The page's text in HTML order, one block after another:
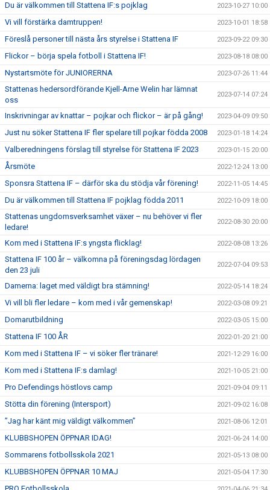
Du är välkommen till Stattena IF:s pojklag 2023-10-27 10:00
Vi vill förstärka damtruppen! 2023-10-01 18:58
Föreslå personer till nästa års styrelse i Stattena IF 2023-09-22 09:30
Flickor – börja spela fotboll i Stattena IF! 2023-08-18 08:00
Nystartsmöte för JUNIORERNA 2023-07-26 11:44
Stattenas hedersordförande Kjell-Arne Welin har lämnat
oss
2023-07-14 07:24
Inskrivningar av knattar – pojkar och flickor – är på gång! 2023-04-09 09:50
Just nu söker Stattena IF fler spelare till pojkar födda 2008 2023-01-18 14:24
Valberedningens förslag till styrelse för Stattena IF 2023 2023-01-15 20:00
Årsmöte 2022-12-24 13:00
Sponsra Stattena IF – därför ska du stödja vår förening! 2022-11-05 14:45
Du är välkommen till Stattena IF pojklag födda 2011 2022-10-09 18:00
Stattenas ungdomsverksamhet växer – nu behöver vi fler
ledare!
2022-08-30 20:00
Kom med i Stattena IF:s yngsta flicklag! 2022-08-08 13:26
Stattena IF 100 år – välkomna på föreningsdag lördagen
den 23 juli
2022-07-04 09:53
Damerna: laget med väldigt bra stämning! 2022-05-14 18:24
Vi vill bli fler ledare – kom med i vår gemenskap! 2022-03-08 09:21
Domarutbildning 2022-03-05 15:00
Stattena IF 100 ÅR 2022-01-20 21:00
Kom med i Stattena IF – vi söker fler tränare! 2021-12-29 16:00
Kom med i Stattena IF:s damlag! 2021-10-05 21:00
Pro Defendings höstlovs camp 2021-09-04 09:11
Stötta din förening (Intersport) 2021-09-02 16:08
”Jag har känt mig väldigt välkommen” 2021-08-06 12:01
KLUBBSHOPEN ÖPPNAR IDAG! 2021-06-24 14:00
Sommarens fotbollsskola 2021 2021-05-13 08:00
KLUBBSHOPEN ÖPPNAR 10 MAJ 2021-05-04 17:30